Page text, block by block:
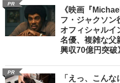
PR
《映画『
フ・ジャクソン
オフィシャルイ
名優、複雑な父
興収70億円突破
PR
「えっ、こん